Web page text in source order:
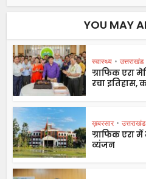
YOU MAY
स्वास्थ्य • उत्तराखंड
ग्राफिक एरा
रचा इतिहास,
ख़बरसार • उत्तराखंड
ग्राफिक एरा
व्यंजन